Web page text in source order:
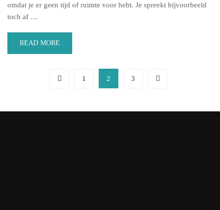
omdat je er geen tijd of ruimte voor hebt. Je spreekt bijvoorbeeld
toch af …
READ MORE
1 2 3